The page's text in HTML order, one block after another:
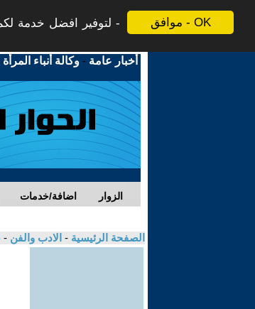
موافق - OK
لتوفير افضل خدمة
أخبار عامة -وكالة أنباء المرأة
اضافة/خدمات الزوار
الصفحة الرئيسية - الادب والفن -